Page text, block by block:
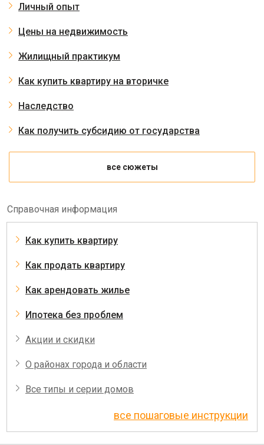
Личный опыт
Цены на недвижимость
Жилищный практикум
Как купить квартиру на вторичке
Наследство
Как получить субсидию от государства
все сюжеты
Справочная информация
Как купить квартиру
Как продать квартиру
Как арендовать жилье
Ипотека без проблем
Акции и скидки
О районах города и области
Все типы и серии домов
все пошаговые инструкции